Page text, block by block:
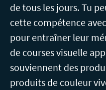
de tous les jours. Tu
cette compétence
pour entraîner leur
de courses visuelle
souviennent des
produits de couleur